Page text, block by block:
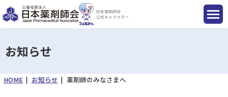
日本薬剤師会
公式キャラクター
国民のみなさまへ
お知らせ
HOME お知らせ 薬剤師のみなさまへ